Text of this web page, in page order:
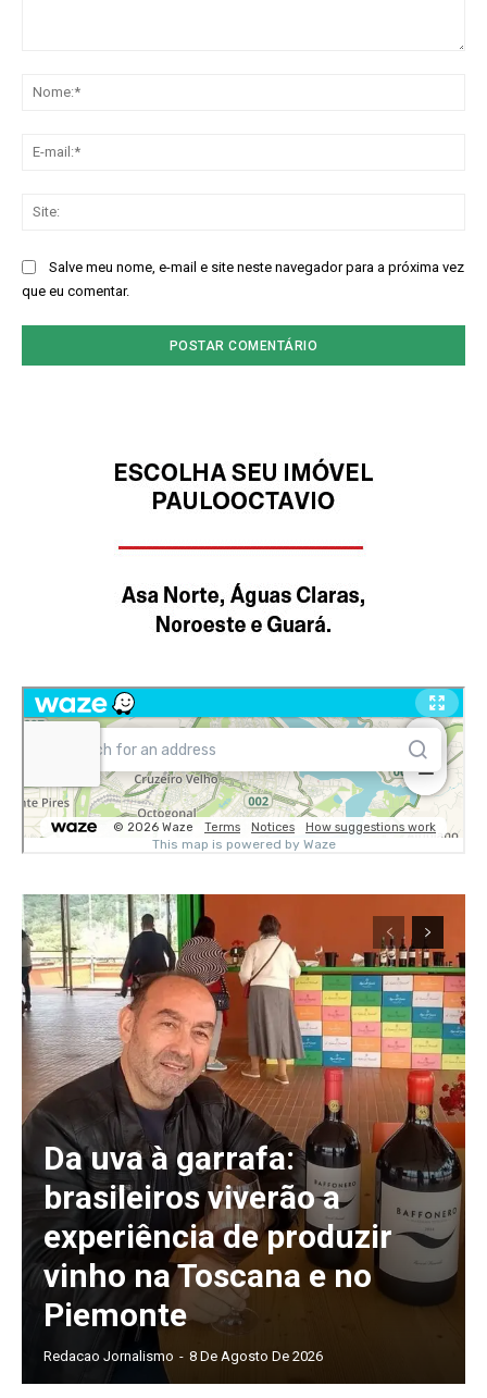
Salve meu nome, e-mail e site neste navegador para a próxima vez
que eu comentar.
Da uva à garrafa:
brasileiros viverão a
experiência de produzir
vinho na Toscana e no
Piemonte
Redacao Jornalismo - 8 De Agosto De 2026